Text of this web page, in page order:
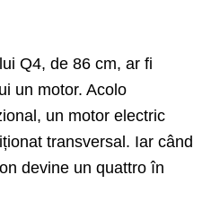
Q4, de 86 cm, ar fi
un motor. Acolo
un motor electric
transversal. Iar când
devine un quattro în